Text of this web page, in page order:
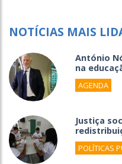
NOTÍCIAS MAIS
António
na
AGENDA
Justiça
POLÍTICAS